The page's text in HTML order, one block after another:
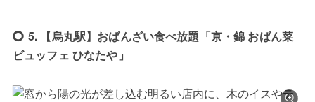
5. 【烏丸駅】おばんざい食べ放題「京・錦 おばん菜
ビュッフェ ひなたや」